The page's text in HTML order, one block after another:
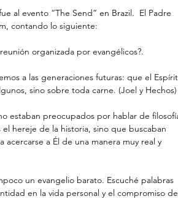
al evento “The Send” en Brazil.  El Padre
contando lo siguiente:
organizada por evangélicos?.
sino sobre toda carne. (Joel y Hechos)
hereje de la historia, sino que buscaban
acercarse a Él de una manera muy real y
en la vida personal y el compromiso de